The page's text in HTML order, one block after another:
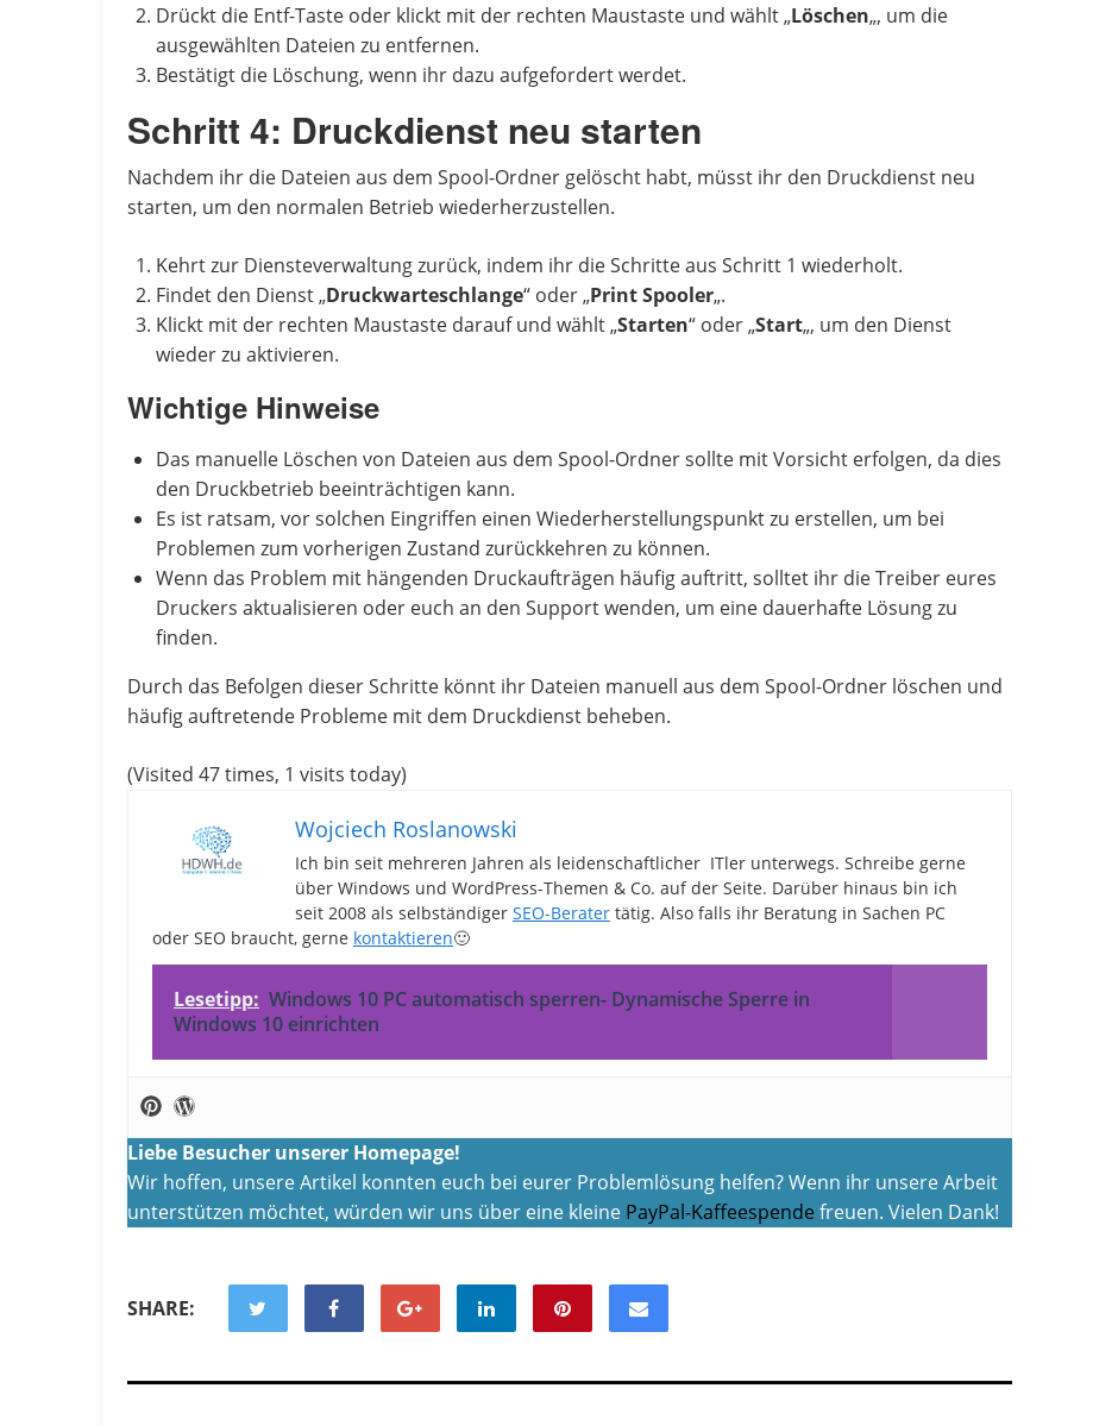
Drückt die Entf-Taste oder klickt mit der rechten Maustaste und wählt „Löschen„, um die
ausgewählten Dateien zu entfernen.
Bestätigt die Löschung, wenn ihr dazu aufgefordert werdet.
Schritt 4: Druckdienst neu starten
Nachdem ihr die Dateien aus dem Spool-Ordner gelöscht habt, müsst ihr den Druckdienst neu
starten, um den normalen Betrieb wiederherzustellen.
Kehrt zur Diensteverwaltung zurück, indem ihr die Schritte aus Schritt 1 wiederholt.
Findet den Dienst „Druckwarteschlange“ oder „Print Spooler„.
Klickt mit der rechten Maustaste darauf und wählt „Starten“ oder „Start„, um den Dienst
wieder zu aktivieren.
Wichtige Hinweise
Das manuelle Löschen von Dateien aus dem Spool-Ordner sollte mit Vorsicht erfolgen, da dies
den Druckbetrieb beeinträchtigen kann.
Es ist ratsam, vor solchen Eingriffen einen Wiederherstellungspunkt zu erstellen, um bei
Problemen zum vorherigen Zustand zurückkehren zu können.
Wenn das Problem mit hängenden Druckaufträgen häufig auftritt, solltet ihr die Treiber eures
Druckers aktualisieren oder euch an den Support wenden, um eine dauerhafte Lösung zu
finden.
Durch das Befolgen dieser Schritte könnt ihr Dateien manuell aus dem Spool-Ordner löschen und
häufig auftretende Probleme mit dem Druckdienst beheben.
(Visited 47 times, 1 visits today)
Wojciech Roslanowski
Ich bin seit mehreren Jahren als leidenschaftlicher ITler unterwegs. Schreibe gerne
über Windows und WordPress-Themen & Co. auf der Seite. Darüber hinaus bin ich
seit 2008 als selbständiger SEO-Berater tätig. Also falls ihr Beratung in Sachen PC
oder SEO braucht, gerne kontaktieren🙂
Lesetipp: Windows 10 PC automatisch sperren- Dynamische Sperre in
Windows 10 einrichten
Liebe Besucher unserer Homepage!
Wir hoffen, unsere Artikel konnten euch bei eurer Problemlösung helfen? Wenn ihr unsere Arbeit
unterstützen möchtet, würden wir uns über eine kleine PayPal-Kaffeespende freuen. Vielen Dank!
SHARE: